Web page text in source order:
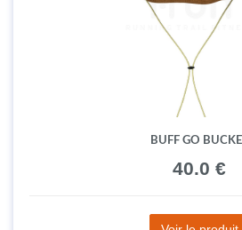
BUFF GO
40.0 €